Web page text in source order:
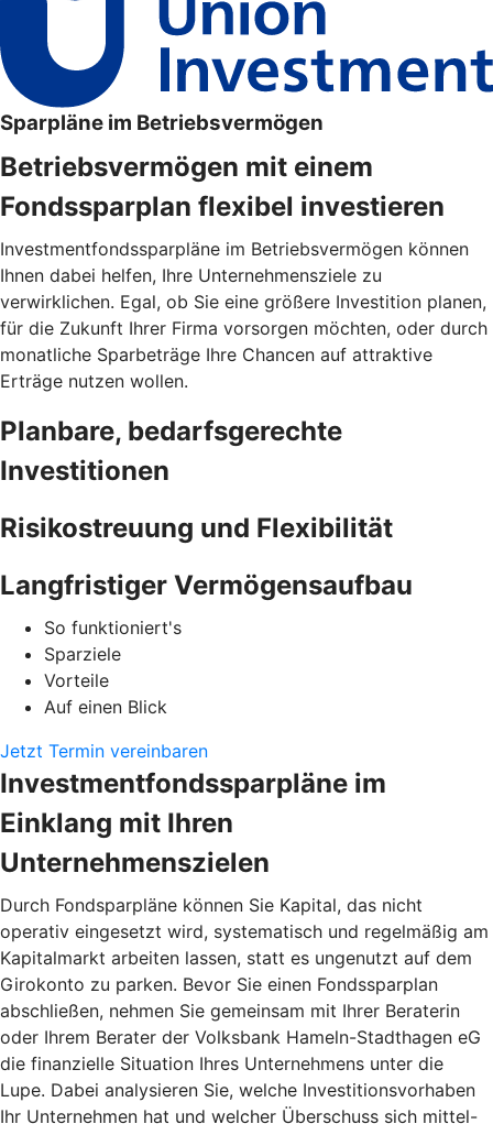
Sparpläne im Betriebsvermögen
Betriebsvermögen mit einem
Fondssparplan flexibel investieren
Investmentfondssparpläne im Betriebsvermögen können
Ihnen dabei helfen, Ihre Unternehmensziele zu
verwirklichen. Egal, ob Sie eine größere Investition planen,
für die Zukunft Ihrer Firma vorsorgen möchten, oder durch
monatliche Sparbeträge Ihre Chancen auf attraktive
Erträge nutzen wollen.
Planbare, bedarfsgerechte
Investitionen
Risikostreuung und Flexibilität
Langfristiger Vermögensaufbau
So funktioniert's
Sparziele
Vorteile
Auf einen Blick
Jetzt Termin vereinbaren
Investmentfondssparpläne im
Einklang mit Ihren
Unternehmenszielen
Durch Fondsparpläne können Sie Kapital, das nicht
operativ eingesetzt wird, systematisch und regelmäßig am
Kapitalmarkt arbeiten lassen, statt es ungenutzt auf dem
Girokonto zu parken. Bevor Sie einen Fondssparplan
abschließen, nehmen Sie gemeinsam mit Ihrer Beraterin
oder Ihrem Berater der Volksbank Hameln-Stadthagen eG
die finanzielle Situation Ihres Unternehmens unter die
Lupe. Dabei analysieren Sie, welche Investitionsvorhaben
Ihr Unternehmen hat und welcher Überschuss sich mittel-